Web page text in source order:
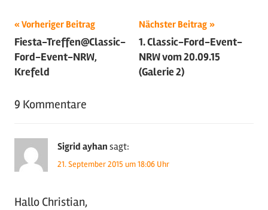
Schlagwörter:
2015,
Classic
Ford
Ford,
Oldtimer
US-
Cars
Beitragsnavigation
Vorheriger Beitrag
Fiesta-Treffen@Classic-
Ford-Event-NRW,
Krefeld
Nächster Beitrag
1. Classic-Ford-Event-
NRW vom 20.09.15
(Galerie 2)
9 Kommentare
Sigrid ayhan sagt:
21. September 2015 um 18:06 Uhr
Hallo Christian,